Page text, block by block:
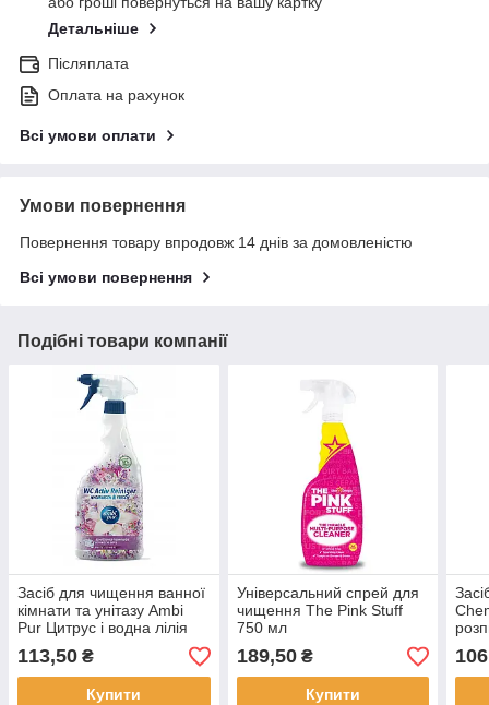
Детальніше
Післяплата
Оплата на рахунок
Всі умови оплати
Умови повернення
Повернення товару впродовж 14 днів за домовленістю
Всі умови повернення
Подібні товари компанії
Засіб для чищення ванної
кімнати та унітазу Ambi
Pur Цитрус і водна лілія
750 мл
113,50 ₴
Купити
Універсальний спрей для
чищення The Pink Stuff
750 мл
189,50₴
Купити